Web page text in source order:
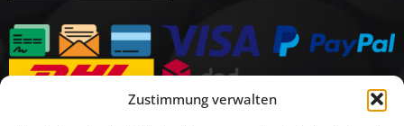
Zustimmung verwalten